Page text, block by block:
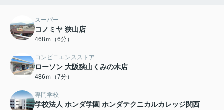
スーパー
コノミヤ 狭山店
468ｍ（6分）
コンビニエンスストア
ローソン 大阪狭山くみの木店
486ｍ（7分）
専門学校
学校法人 ホンダ学園 ホンダテクニカルカレッジ関西